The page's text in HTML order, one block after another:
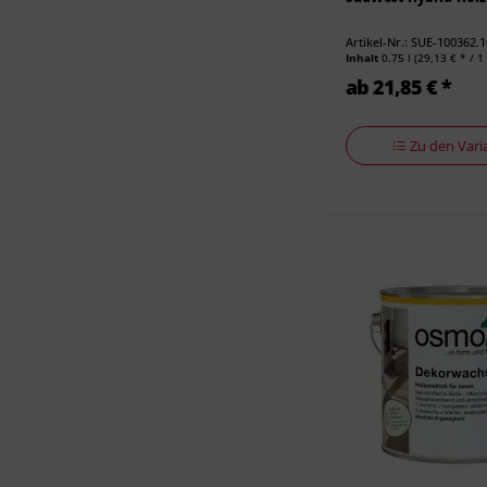
Artikel-Nr.: SUE-
Inhalt0.75 l(29,13 € * / 1
ab 21,85 € *
Zu den